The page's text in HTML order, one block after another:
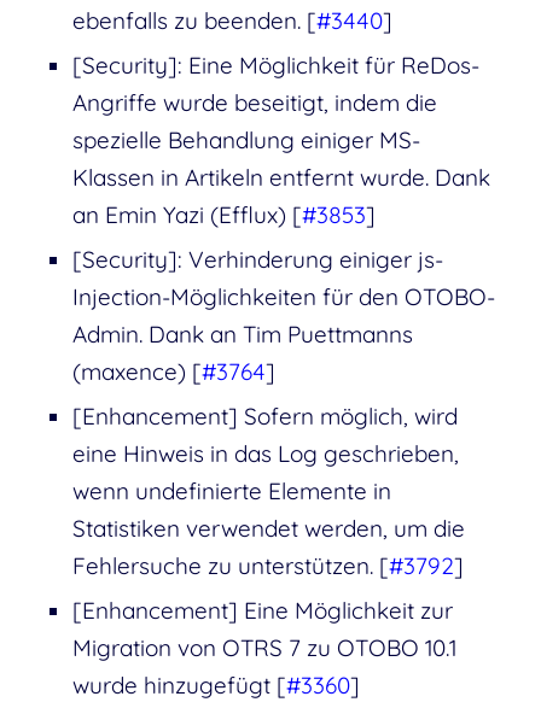
ebenfalls zu beenden. [#3440]
[Security]: Eine Möglichkeit für ReDos-
Angriffe wurde beseitigt, indem die
spezielle Behandlung einiger MS-
Klassen in Artikeln entfernt wurde. Dank
an Emin Yazi (Efflux) [#3853]
[Security]: Verhinderung einiger js-
Injection-Möglichkeiten für den OTOBO-
Admin. Dank an Tim Puettmanns
(maxence) [#3764]
[Enhancement] Sofern möglich, wird
eine Hinweis in das Log geschrieben,
wenn undefinierte Elemente in
Statistiken verwendet werden, um die
Fehlersuche zu unterstützen. [#3792]
[Enhancement] Eine Möglichkeit zur
Migration von OTRS 7 zu OTOBO 10.1
wurde hinzugefügt [#3360]